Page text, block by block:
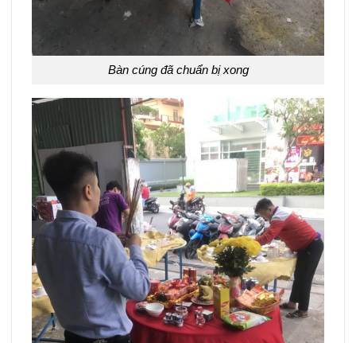
Bàn cúng đã chuẩn bị xong